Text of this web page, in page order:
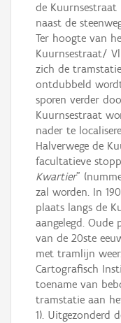
de
naast de
Ter hoogte van
Kuurnsestraat/
zich de
ontdubbeld
sporen verder
Kuurnsestraat
nader te
Halverwege de
facultatieve
Kwartier"
zal worden. In
plaats langs de
aangelegd.
van de 20ste
met tramlijn
Cartografisch
toename van
tramstatie aan
1). Uitgezonderd